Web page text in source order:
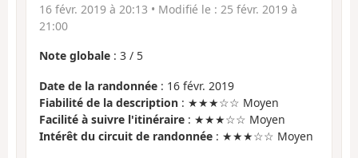
16 févr. 2019 à 20:13 • Modifié le : 25 févr. 2019 à
21:00
Note globale : 3 / 5
Date de la randonnée : 16 févr. 2019
Fiabilité de la description : ★★★☆☆ Moyen
Facilité à suivre l'itinéraire : ★★★☆☆ Moyen
Intérêt du circuit de randonnée : ★★★☆☆ Moyen